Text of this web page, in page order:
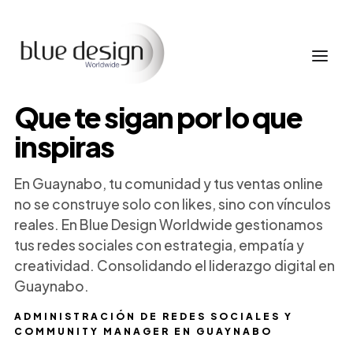
ADMINISTRACIÓN DE REDES SOCIALES Y
COMMUNITY MANAGER EN GUAYNABO
Que te sigan por lo que
inspiras
En Guaynabo, tu comunidad y tus ventas online
no se construye solo con likes, sino con vínculos
reales. En Blue Design Worldwide gestionamos
tus redes sociales con estrategia, empatía y
creatividad. Consolidando el liderazgo digital en
Guaynabo.